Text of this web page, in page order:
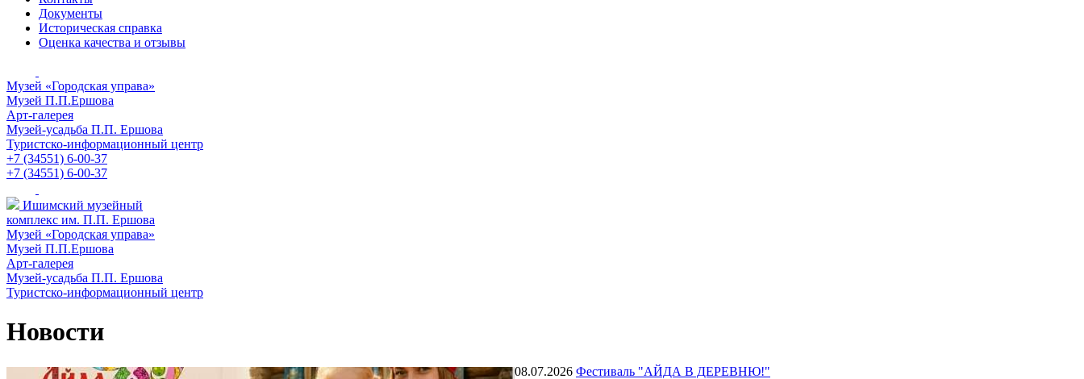
Документы
Историческая справка
Оценка качества и отзывы
Музей «Городская управа»
Музей П.П.Ершова
Арт-галерея
Музей-усадьба П.П. Ершова
Туристско-информационный центр
+7 (34551) 6-00-37
+7 (34551) 6-00-37
Ишимский музейный
комплекс им. П.П. Ершова
Музей «Городская управа»
Музей П.П.Ершова
Арт-галерея
Музей-усадьба П.П. Ершова
Туристско-информационный центр
Новости
08.07.2026 Фестиваль "АЙДА В ДЕРЕВНЮ!"